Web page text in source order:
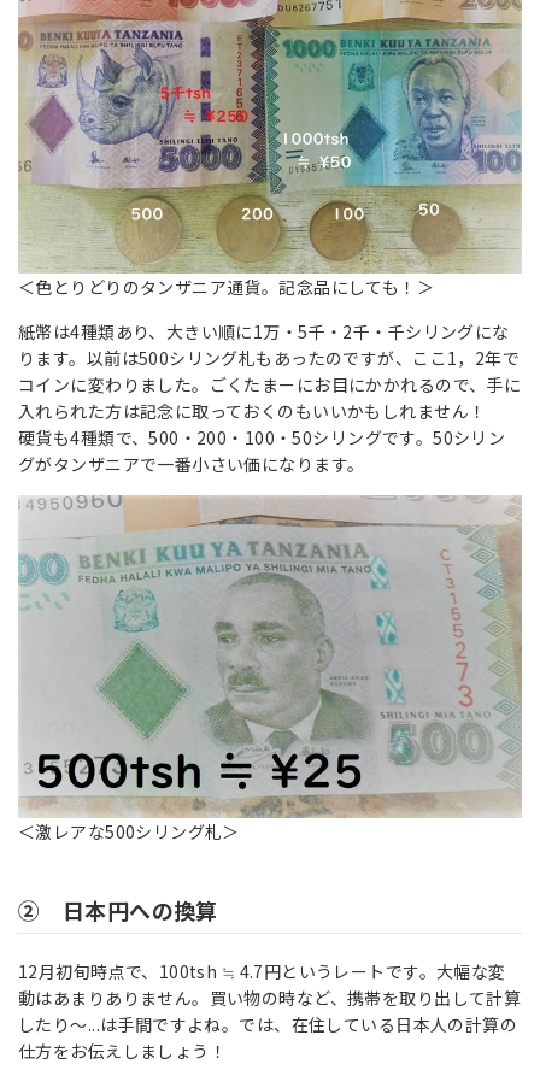
＜色とりどりのタンザニア通貨。記念品にしても！＞
紙幣は4種類あり、大きい順に1万・5千・2千・千シリングにな
ります。以前は500シリング札もあったのですが、ここ1，2年で
コインに変わりました。ごくたまーにお目にかかれるので、手に
入れられた方は記念に取っておくのもいいかもしれません！
硬貨も4種類で、500・200・100・50シリングです。50シリン
グがタンザニアで一番小さい価になります。
＜激レアな500シリング札＞
② 日本円への換算
12月初旬時点で、100tsh ≒ 4.7円というレートです。大幅な変
動はあまりありません。買い物の時など、携帯を取り出して計算
したり～...は手間ですよね。では、在住している日本人の計算の
仕方をお伝えしましょう！